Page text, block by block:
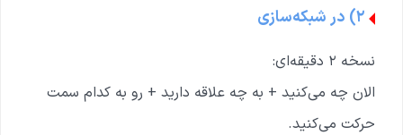
۲) در شبکه‌سازی
نسخه ۲ دقیقه‌ای:
الان چه می‌کنید + به چه علاقه دارید + رو به کدام سمت
حرکت می‌کنید.